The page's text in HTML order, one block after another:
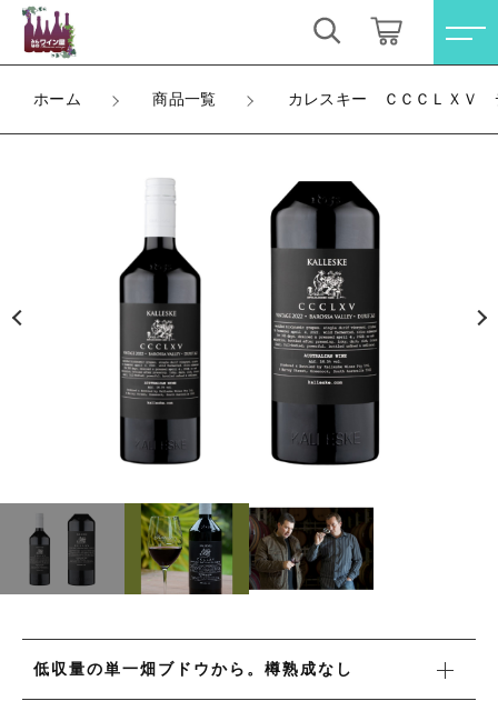
ホーム 商品一覧 カレスキー ＣＣＣＬＸＶ
低収量の単一畑ブドウから。樽熟成なし
カートに商品を追加しました
カレスキー ＣＣＣＬＸＶ デュリフ | オーガニ
（税込）
ショッピングを続ける
カートを確認する
ログイン / 会員登録
オレンジワイン
お買い得ワインセット
その他（クール便等）
スパークリングワイン
ロゼワイン
白ワイン
新着商品
オレンジワイン
お買い得ワインセット
その他（クール便等）
スパークリングワイン
ロゼワイン
白ワイン
赤ワイン
キーワード検索
こだわり検索
その他
在庫あり セール
並び順